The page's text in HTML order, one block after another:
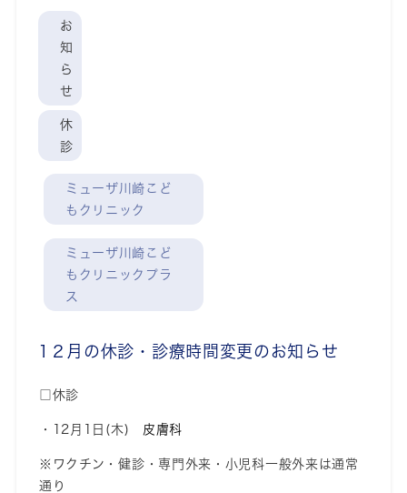
お
知
ら
せ
休
診
ミューザ川崎こど
もクリニック
ミューザ川崎こど
もクリニックプラ
ス
1２月の休診・診療時間変更のお知らせ
□休診
・12月1日(木) 皮膚科
※ワクチン・健診・専門外来・小児科一般外来は通常
通り